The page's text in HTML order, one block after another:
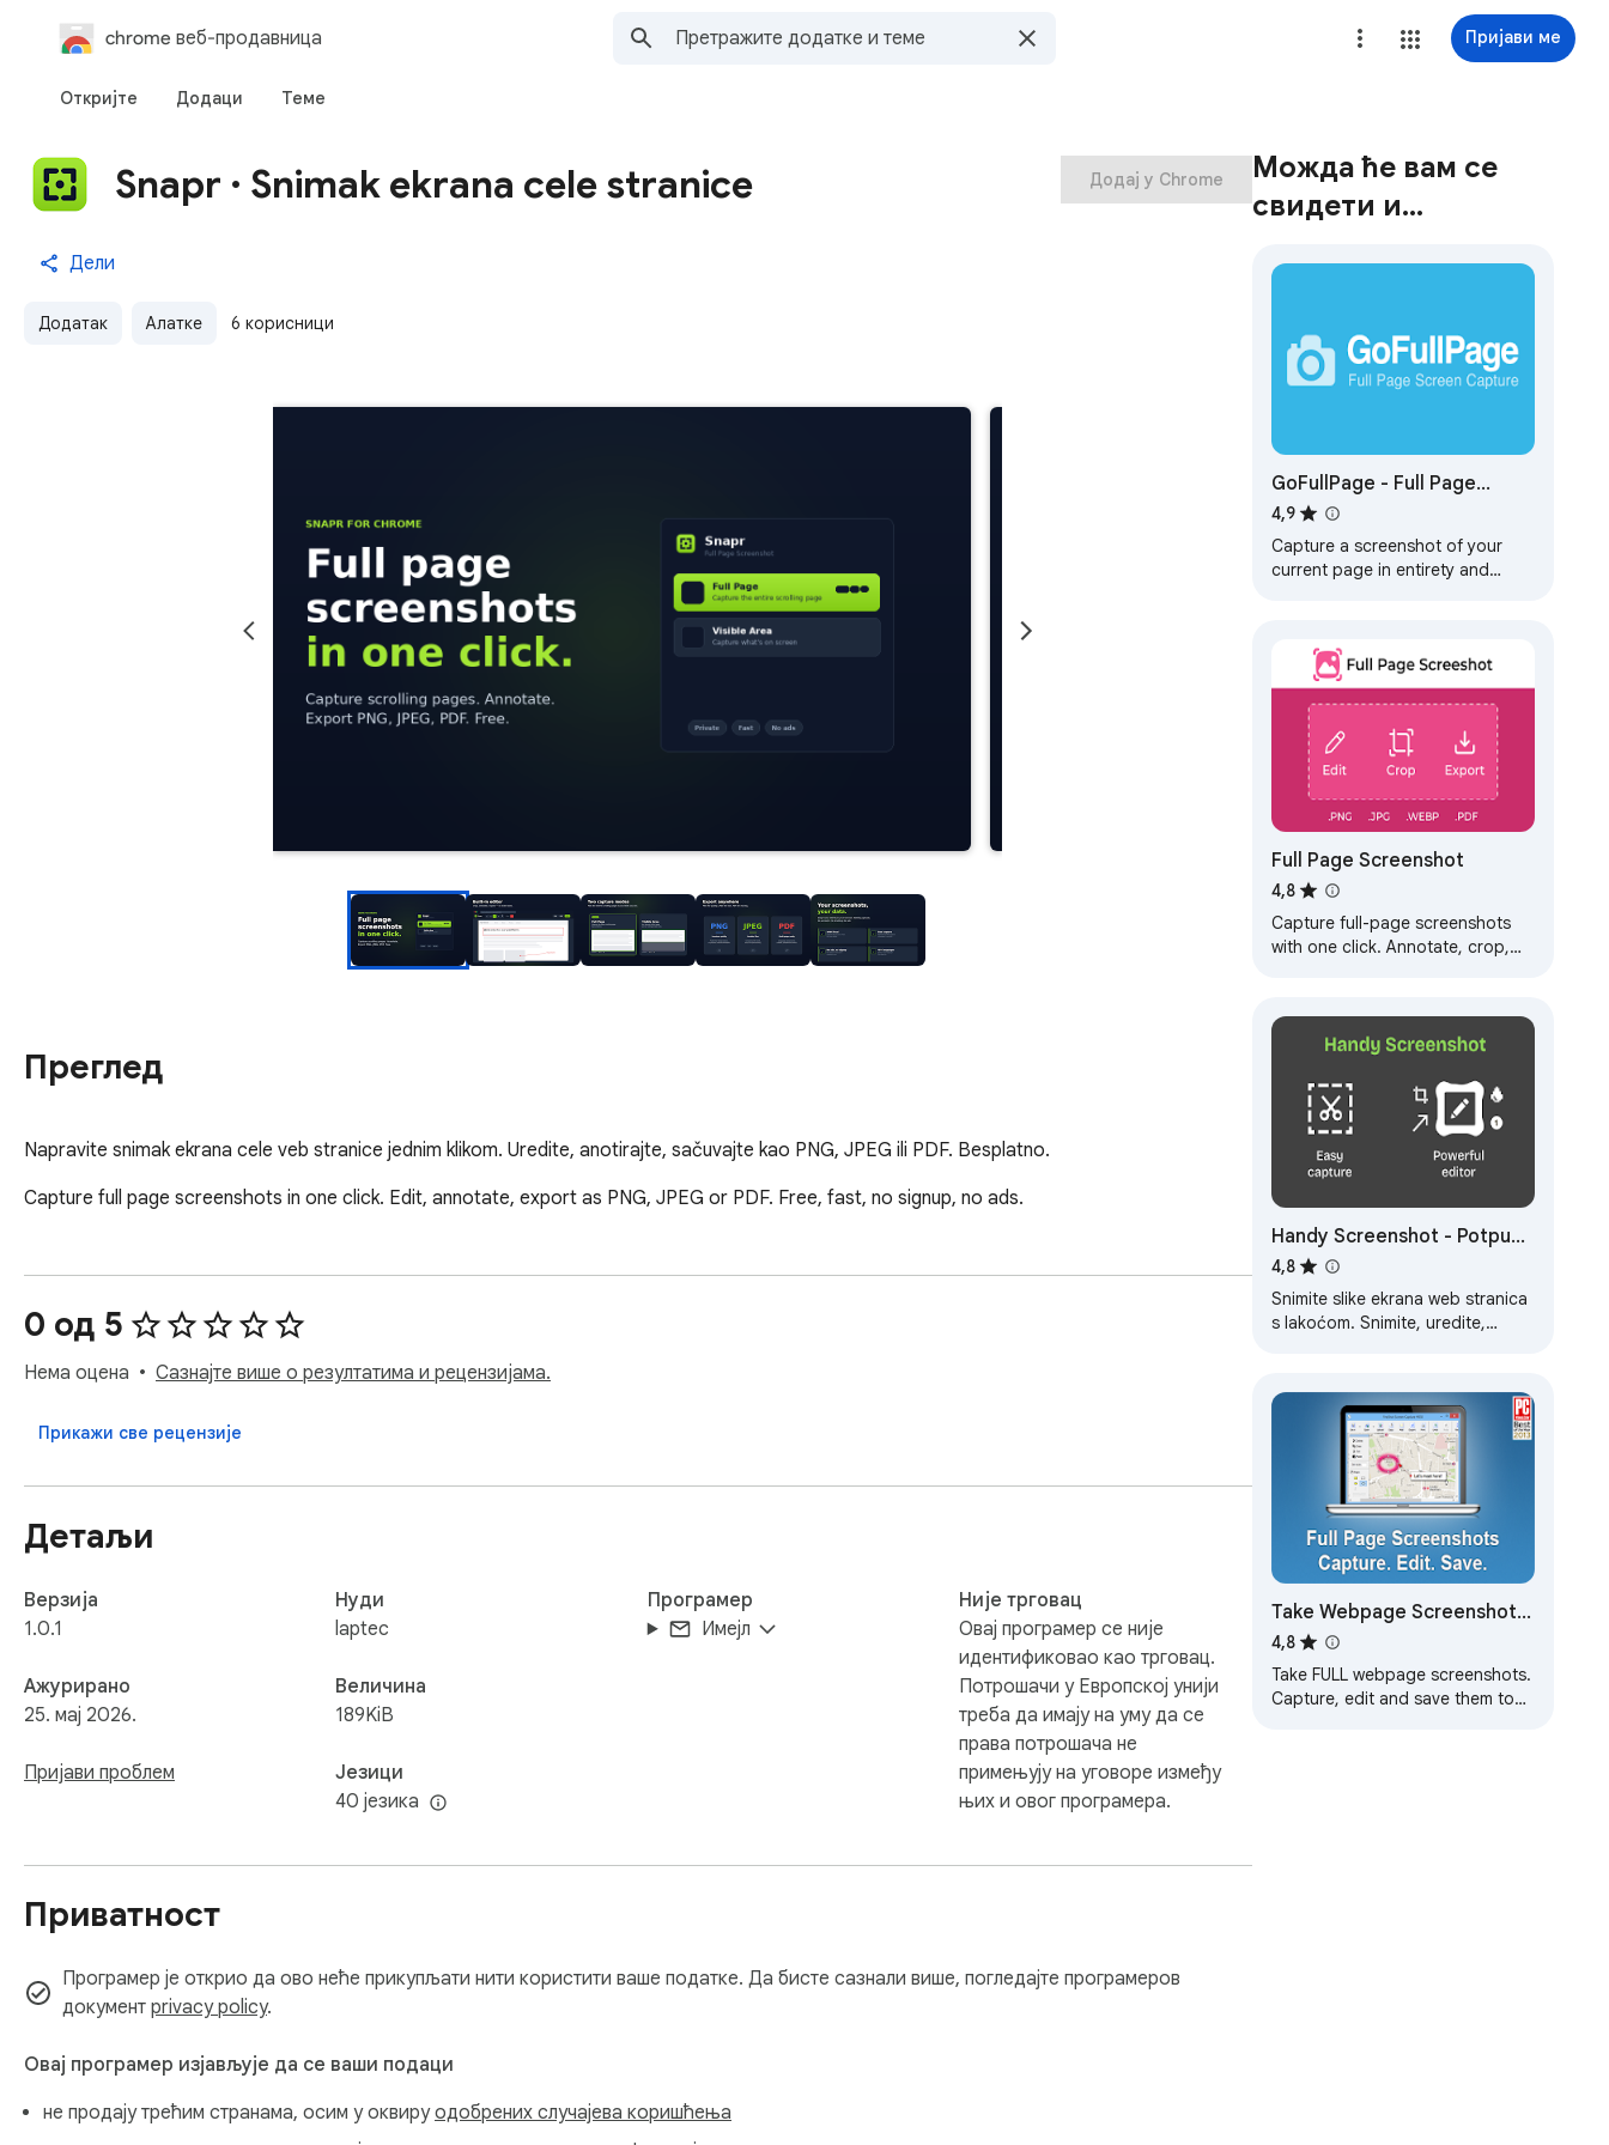
chrome веб-продавница Пријави ме
Откријте Додаци Теме
Snapr · Snimak ekrana cele stranice
Дели
Додатак Алатке 6 корисници
Додај у Chrome
Преглед
Napravite snimak ekrana cele veb stranice jednim klikom. Uredite, anotirajte, sačuvajte kao PNG, JPEG ili PDF. Besplatno.
Capture full page screenshots in one click. Edit, annotate, export as PNG, JPEG or PDF. Free, fast, no signup, no ads.
0 од 5
Нема оцена Сазнајте више о резултатима и рецензијама.
Прикажи све рецензије
Детаљи
Верзија
1.0.1
Ажурирано
25. мај 2026.
Пријави проблем
Нуди
laptec
Величина
189KiB
Језици
40 језика
Програмер
Имејл
Није трговац
Овај програмер се није
идентификовао као трговац.
Потрошачи у Европској унији
треба да имају на уму да се
права потрошача не
примењују на уговоре између
њих и овог програмера.
Приватност
Програмер је открио да ово неће прикупљати нити користити ваше податке. Да бисте сазнали више, погледајте програмеров
документ privacy policy.
Овај програмер изјављује да се ваши подаци
не продају трећим странама, осим у оквируодобрених случајева коришћења
Можда ће вам се
свидети и…
GoFullPage - Full Page
Screen Capture
4,9
Capture a screenshot of your
current page in entirety and
Full Page Screenshot
4,8
Capture full-page screenshots
with one click. Annotate, crop,
Handy Screenshot - Potpuno
Snimanje Ekrana
4,8
Snimite slike ekrana web stranica
s lakoćom. Snimite, uredite,
Take Webpage Screenshots
Entirely - FireShot
4,8
Take FULL webpage screenshots.
Capture, edit and save them to